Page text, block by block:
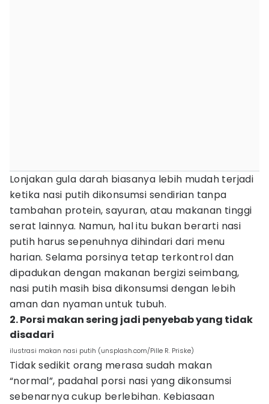
Lonjakan gula darah biasanya lebih mudah terjadi
ketika nasi putih dikonsumsi sendirian tanpa
tambahan protein, sayuran, atau makanan tinggi
serat lainnya. Namun, hal itu bukan berarti nasi
putih harus sepenuhnya dihindari dari menu
harian. Selama porsinya tetap terkontrol dan
dipadukan dengan makanan bergizi seimbang,
nasi putih masih bisa dikonsumsi dengan lebih
aman dan nyaman untuk tubuh.
2. Porsi makan sering jadi penyebab yang tidak
disadari
ilustrasi makan nasi putih (unsplash.com/Pille R. Priske)
Tidak sedikit orang merasa sudah makan
“normal”, padahal porsi nasi yang dikonsumsi
sebenarnya cukup berlebihan. Kebiasaan